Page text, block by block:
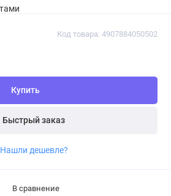
Код товара: 4907884050502
Купить
Быстрый заказ
Нашли дешевле?
В сравнение